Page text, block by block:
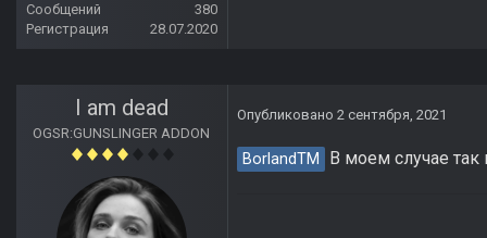
Сообщений
380
Регистрация
28.07.2020
I am dead
OGSR:GUNSLINGER ADDON
Опубликовано 2 сентября, 2021
BorlandTM В моем случае